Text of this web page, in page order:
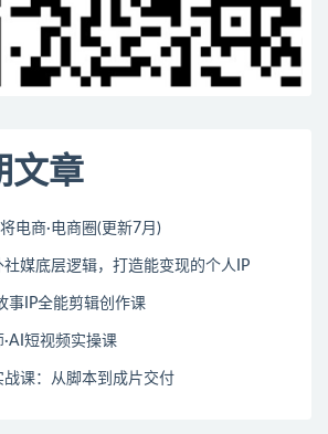
文章
电商·电商圈(更新7月)
社媒底层逻辑，打造能变现的个人IP
事IP全能剪辑创作课
·AI短视频实操课
战课：从脚本到成片交付